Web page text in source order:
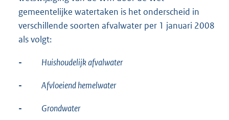
gemeentelijke watertaken is het onderscheid in
verschillende soorten afvalwater per 1 januari 2008
als volgt:
- Huishoudelijk afvalwater
- Afvloeiend hemelwater
- Grondwater